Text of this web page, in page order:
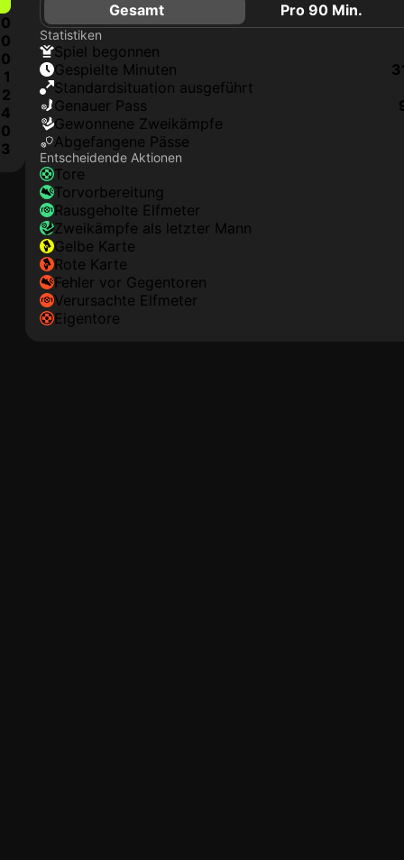
0
0
0
1
2
4
0
3
Gesamt Pro 90 Min.
Statistiken
Spiel begonnen
Gespielte Minuten
Standardsituation ausgeführt
genauer Pass
Gewonnene Zweikämpfe
Abgefangene Pässe
Entscheidende Aktionen
Tore
Torvorbereitung
rausgeholte Elfmeter
Zweikämpfe als letzter Mann
gelbe Karte
rote Karte
Fehler vor Gegentoren
Verursachte Elfmeter
Eigentore